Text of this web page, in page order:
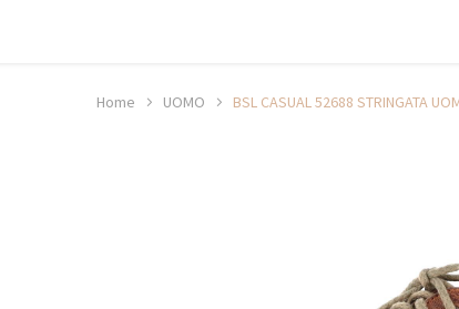
Home UOMO BSL CASUAL 52688 STRINGATA